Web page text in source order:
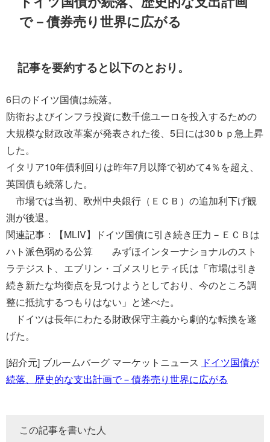
で－債券売り世界に広がる
記事を要約すると以下のとおり。
6日のドイツ国債は続落。
防衛およびインフラ投資に数千億ユーロを投入するための
大規模な財政改革案が発表された後、5日には30ｂｐ急上昇
した。
イタリア10年債利回りは昨年7月以降で初めて4％を超え、
英国債も続落した。
市場では当初、欧州中央銀行（ＥＣＢ）の追加利下げ観
測が後退。
関連記事：【MLIV】ドイツ国債に引き続き圧力－ＥＣＢは
ハト派色弱める公算 みずほインターナショナルのスト
ラテジスト、エブリン・ゴメスリヒティ氏は「市場は引き
続き新たな均衡点を見つけようとしており、今のところ調
整に抵抗するつもりはない」と述べた。
ドイツは長年にわたる財政保守主義から劇的な転換を遂
げた。
[紹介元] ブルームバーグ マーケットニュース ドイツ国債が
続落、歴史的な支出計画で－債券売り世界に広がる
この記事を書いた人